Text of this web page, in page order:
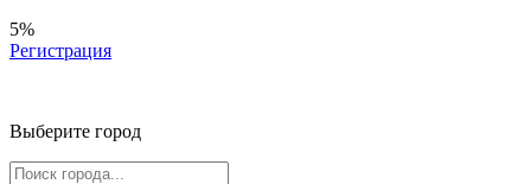
5%
Регистрация
Выберите город